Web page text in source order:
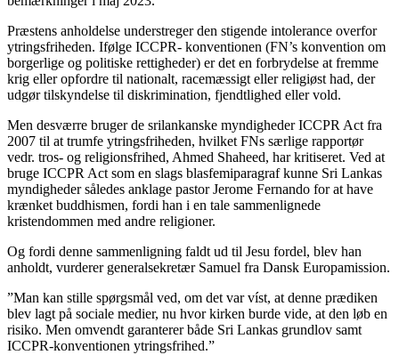
Præstens anholdelse understreger den stigende intolerance overfor
ytringsfriheden. Ifølge ICCPR- konventionen (FN’s konvention om
borgerlige og politiske rettigheder) er det en forbrydelse at fremme
krig eller opfordre til nationalt, racemæssigt eller religiøst had, der
udgør tilskyndelse til diskrimination, fjendtlighed eller vold.
Men desværre bruger de srilankanske myndigheder ICCPR Act fra
2007 til at trumfe ytringsfriheden, hvilket FNs særlige rapportør
vedr. tros- og religionsfrihed, Ahmed Shaheed, har kritiseret. Ved at
bruge ICCPR Act som en slags blasfemiparagraf kunne Sri Lankas
myndigheder således anklage pastor Jerome Fernando for at have
krænket buddhismen, fordi han i en tale sammenlignede
kristendommen med andre religioner.
Og fordi denne sammenligning faldt ud til Jesu fordel, blev han
anholdt, vurderer generalsekretær Samuel fra Dansk Europamission.
”Man kan stille spørgsmål ved, om det var víst, at denne prædiken
blev lagt på sociale medier, nu hvor kirken burde vide, at den løb en
risiko. Men omvendt garanterer både Sri Lankas grundlov samt
ICCPR-konventionen ytringsfrihed.”